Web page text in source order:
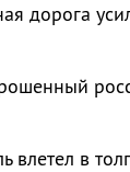
дорога
влетел в